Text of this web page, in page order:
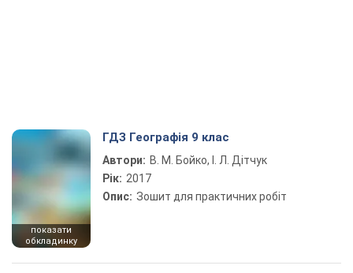
показати
обкладинку
ГДЗ Географія 9 клас
Автори: В. М. Бойко, І. Л. Дітчук
Рік: 2017
Опис: Зошит для практичних робіт